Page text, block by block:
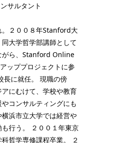
サルタント
。２００８年Stanford大
大学哲学部講師として
がら、Stanford Online
ッププロジェクトに参
長に就任。 現職の傍
にむけて、学校や教育
コンサルティングにも
浜市立大学では経営や
行う。 ２００１年東京
哲学専修課程卒業。 ２